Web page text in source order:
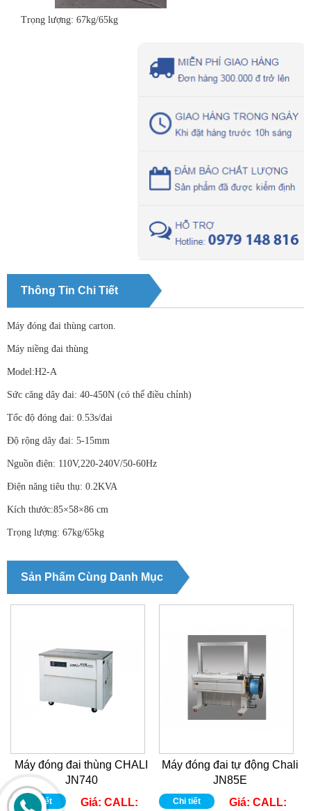
Trọng lượng: 67kg/65kg
Thông Tin Chi Tiết
Máy đóng đai thùng carton.
Máy niềng đai thùng
Model:H2-A
Sức căng dây đai: 40-450N (có thể điều chỉnh)
Tốc độ đóng đai: 0.53s/đai
Độ rộng dây đai: 5-15mm
Nguồn điện: 110V,220-240V/50-60Hz
Điện năng tiêu thụ: 0.2KVA
Kích thước:85×58×86 cm
Trọng lượng: 67kg/65kg
Sản Phẩm Cùng Danh Mục
Máy đóng đai thùng CHALI
JN740
Chi tiết Giá: CALL:
Máy đóng đai tự động Chali
JN85E
Chi tiết Giá: CALL: